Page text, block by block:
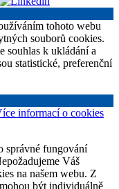
tohoto webu
souborů cookies.
souhlas k ukládání a
statistické, preferenční
informací o cookies
správné fungování
Váš
na našem webu. Z
být individuálně